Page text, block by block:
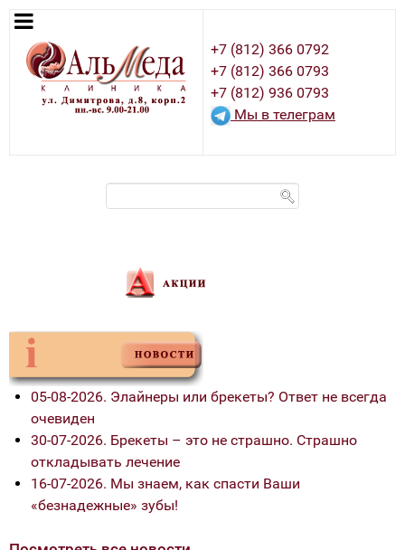
+7 (812) 366 0792
+7 (812) 366 0793
+7 (812) 936 0793
Мы в телеграм
05-08-2026. Элайнеры или брекеты? Ответ не всегда
очевиден
30-07-2026. Брекеты – это не страшно. Страшно
откладывать лечение
16-07-2026. Мы знаем, как спасти Ваши
«безнадежные» зубы!